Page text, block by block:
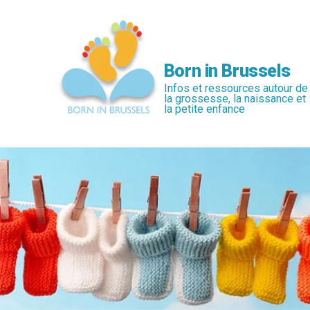
Born in Brussels
Infos et ressources autour de
la grossesse, la naissance et
la petite enfance